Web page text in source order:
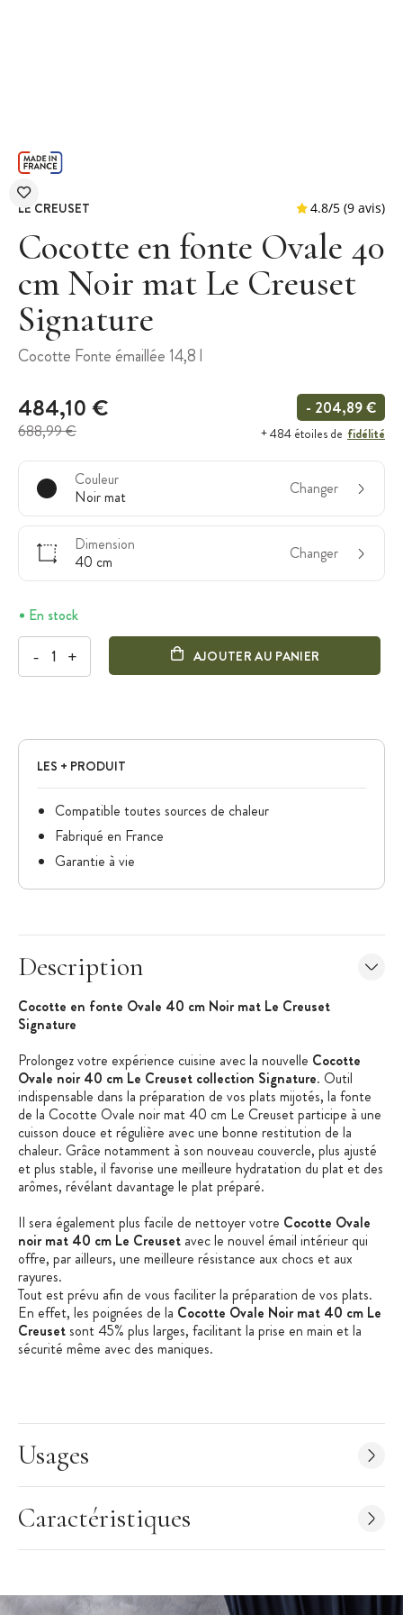
LE CREUSET
Cocotte en fonte Ovale 40
cm Noir mat Le Creuset
Signature
Cocotte Fonte émaillée 14,8 l
484,10 €
688,99 €
- 204,89 €
+ 484 étoiles de fidélité
Couleur
Noir mat
Changer
Dimension
40 cm
Changer
En stock
- + AJOUTER AU PANIER
LES + PRODUIT
Compatible toutes sources de chaleur
Fabriqué en France
Garantie à vie
Description
Cocotte en fonte Ovale 40 cm Noir mat Le Creuset
Signature
Prolongez votre expérience cuisine avec la nouvelle Cocotte
Ovale noir 40 cm Le Creuset collection Signature. Outil
indispensable dans la préparation de vos plats mijotés, la fonte
de la Cocotte Ovale noir mat 40 cm Le Creuset participe à une
cuisson douce et régulière avec une bonne restitution de la
chaleur. Grâce notamment à son nouveau couvercle, plus ajusté
et plus stable, il favorise une meilleure hydratation du plat et des
arômes, révélant davantage le plat préparé.
Il sera également plus facile de nettoyer votre Cocotte Ovale
noir mat 40 cm Le Creuset avec le nouvel émail intérieur qui
offre, par ailleurs, une meilleure résistance aux chocs et aux
rayures.
Tout est prévu afin de vous faciliter la préparation de vos plats.
En effet, les poignées de la Cocotte Ovale Noir mat 40 cm Le
Creusetsont 45% plus larges, facilitant la prise en main et la
sécurité même avec des maniques.
Choisissez la couleur deCocotte Le Creuset Signaturequi vous
table.
Caractéristiques Cocotte Ovale Le Creuset Noir mat 40 cm
:
Couleur : Noir mat
Capacité : 13,9 L
Usages
Caractéristiques